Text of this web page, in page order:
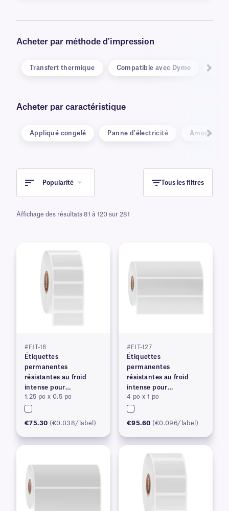
Acheter par méthode d'impression
Transfert thermique Compatible avec Dymo
Acheter par caractéristique
Appliqué congelé Panne d'électricité Amovible
Popularité Tous les filtres
Affichage des résultats 81 à 120 sur 281
#FJT-18
Étiquettes
permanentes
résistantes au froid
intense pour
imprimantes à transfert
thermique
1,25 po x 0,5 po
€75.30 (€0.038/label)
#FJT-127
Étiquettes
permanentes
résistantes au froid
intense pour
imprimantes à transfert
thermique
4 po x 1 po
€95.60 (€0.096/label)